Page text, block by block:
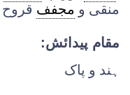
منقی و مجفف قروح
مقام پیدائش:
ہند و پاک